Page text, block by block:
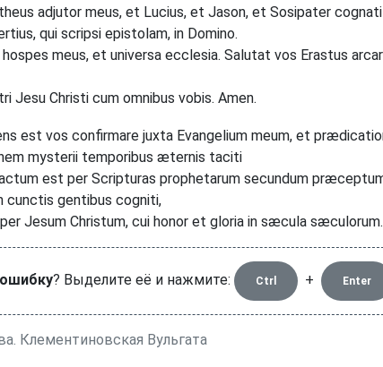
adjutor meus, et Lucius, et Jason, et Sosipater cognati
qui scripsi epistolam, in Domino.
meus, et universa ecclesia. Salutat vos Erastus
Jesu Christi cum omnibus vobis. Amen.
est vos confirmare juxta Evangelium meum, et
mysterii temporibus æternis taciti
est per Scripturas prophetarum secundum
cunctis gentibus cogniti,
Jesum Christum, cui honor et gloria in sæcula
ошибку? Выделите её и нажмите: Ctrl + Enter
Клементиновская Вульгата